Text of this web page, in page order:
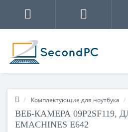
Комплектующие для ноутбука
ВЕБ-КАМЕРА 09P2SF119,
EMACHINES E642